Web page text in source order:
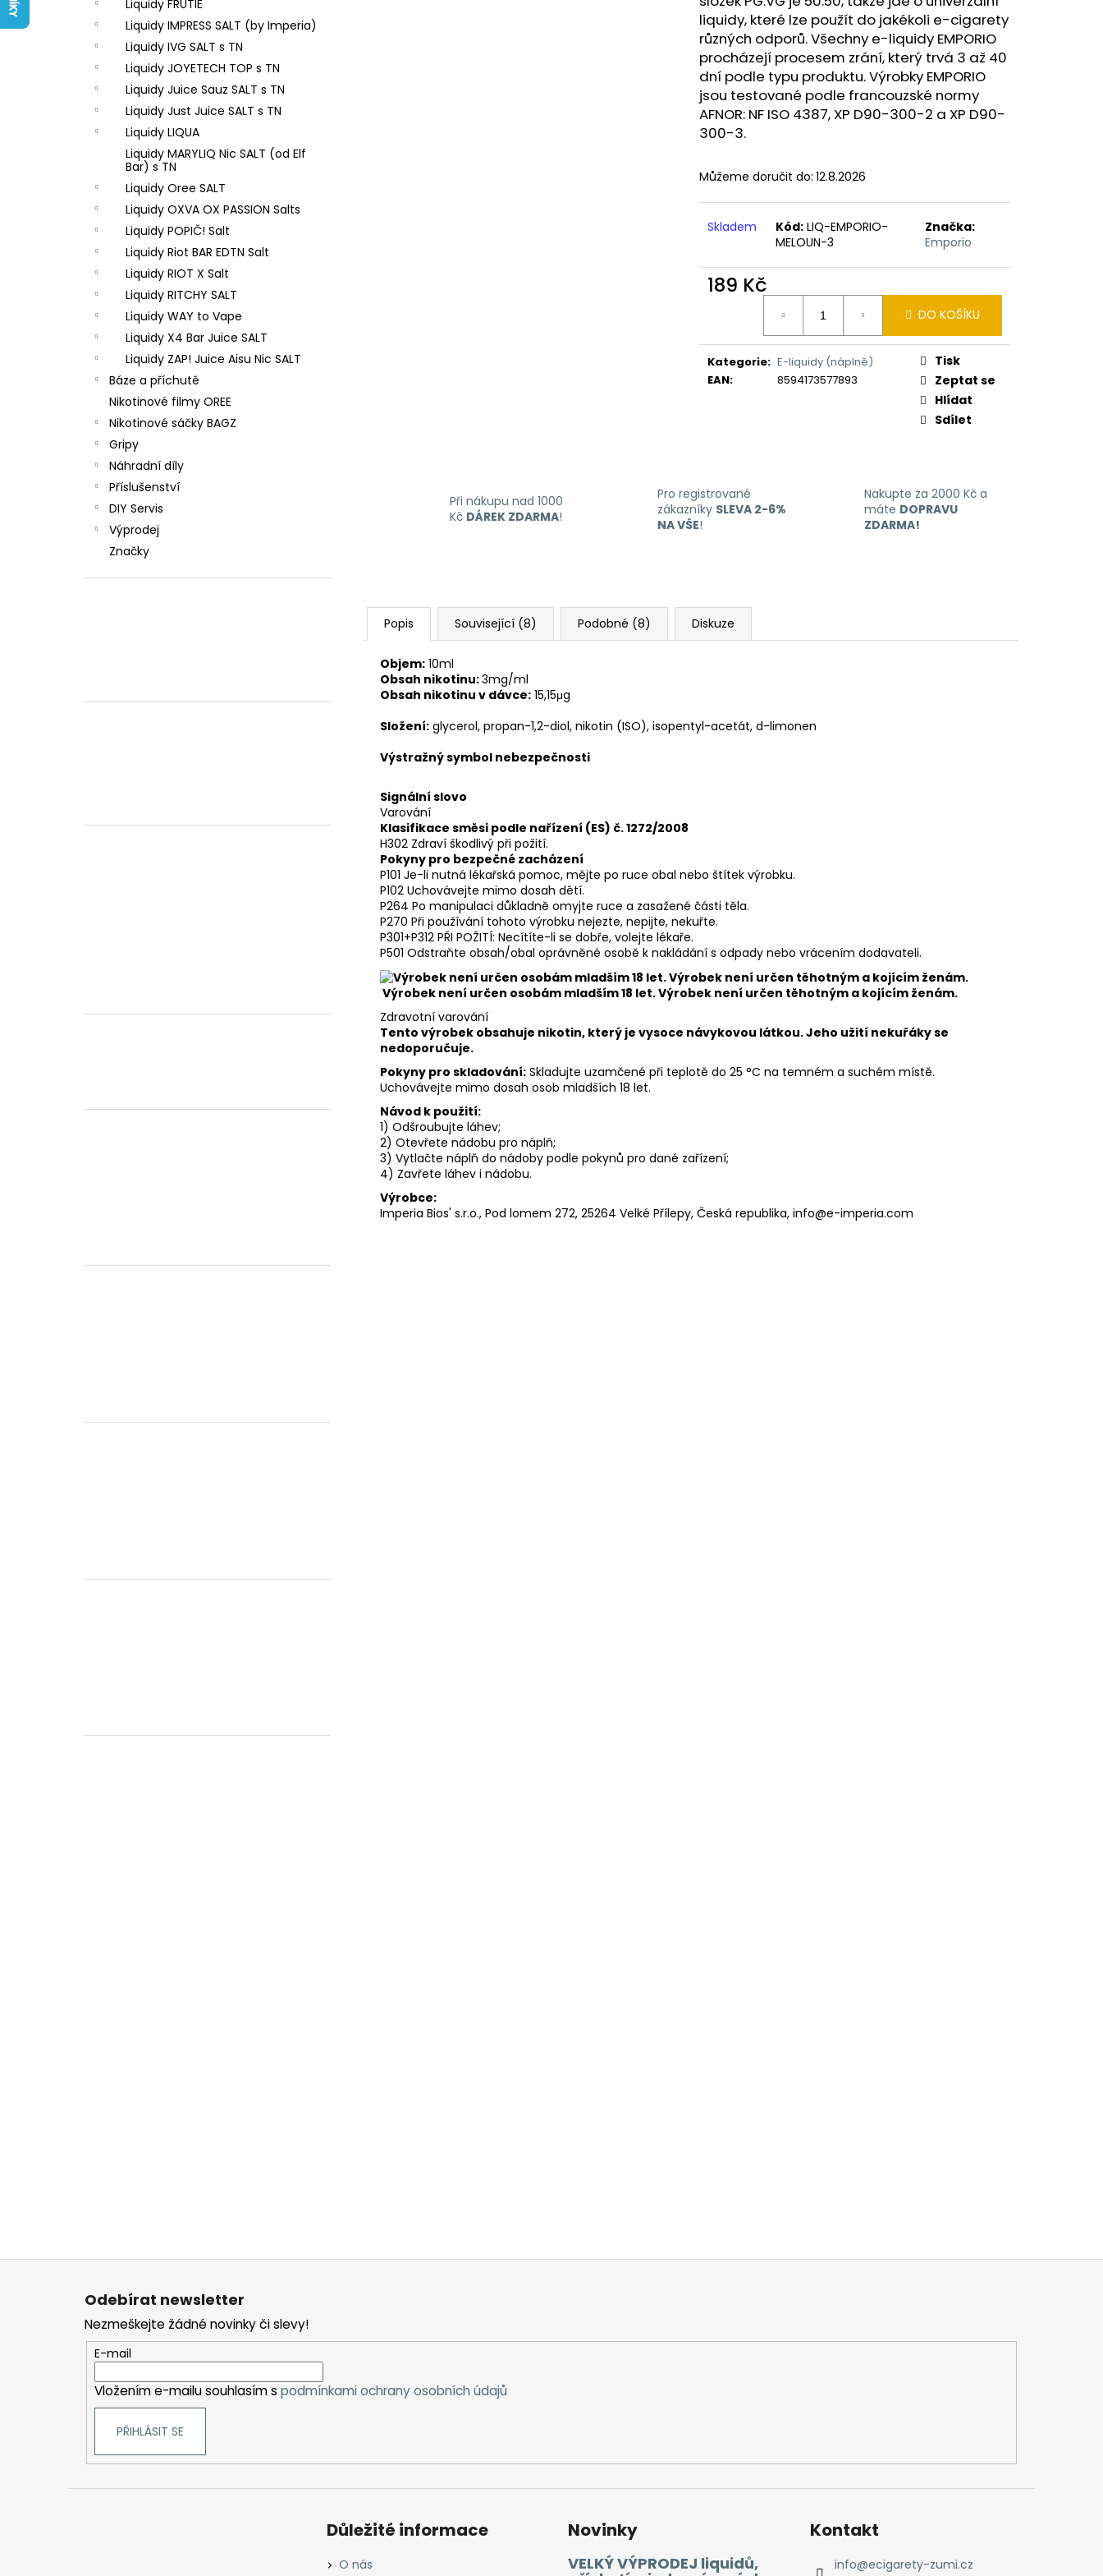
Liquidy FRUTIE
Liquidy IMPRESS SALT (by Imperia)
Liquidy IVG SALT s TN
Liquidy JOYETECH TOP s TN
Liquidy Juice Sauz SALT s TN
Liquidy Just Juice SALT s TN
Liquidy LIQUA
Liquidy MARYLIQ Nic SALT (od Elf
Bar) s TN
Liquidy Oree SALT
Liquidy OXVA OX PASSION Salts
Liquidy POPIČ! Salt
Liquidy Riot BAR EDTN Salt
Liquidy RIOT X Salt
Liquidy RITCHY SALT
Liquidy WAY to Vape
Liquidy X4 Bar Juice SALT
Liquidy ZAP! Juice Aisu Nic SALT
Báze a příchutě
Nikotinové filmy OREE
Nikotinové sáčky BAGZ
Gripy
Náhradní díly
Příslušenství
DIY Servis
Výprodej
Značky
liquidy, které lze použít do jakékoli e-cigarety
různých odporů. Všechny e-liquidy EMPORIO
procházejí procesem zrání, který trvá 3 až 40
dní podle typu produktu. Výrobky EMPORIO
jsou testované podle francouzské normy
AFNOR: NF ISO 4387, XP D90-300-2 a XP D90-
300-3.
Můžeme doručit do: 12.8.2026
Skladem Kód: LIQ-EMPORIO-
MELOUN-3
Značka:
Emporio
189 Kč
DO KOŠÍKU
Kategorie: E-liquidy (náplně)
EAN: 8594173577893
Tisk
Zeptat se
Hlídat
Sdílet
Při nákupu nad 1000
Kč DÁREK ZDARMA!
Pro registrované
zákazníky SLEVA 2-6%
NA VŠE!
Nakupte za 2000 Kč a
máte DOPRAVU
ZDARMA!
Popis Související (8) Podobné (8) Diskuze
Objem: 10ml
Obsah nikotinu:3mg/ml
Obsah nikotinu v dávce: 15,15μg
Složení: glycerol, propan-1,2-diol, nikotin (ISO), isopentyl-acetát, d-limonen
Výstražný symbol nebezpečnosti
Signální slovo
Varování
Klasifikace směsi podle nařízení (ES) č. 1272/2008
H302 Zdraví škodlivý při požití.
Pokyny pro bezpečné zacházení
P101 Je-li nutná lékařská pomoc, mějte po ruce obal nebo štítek výrobku.
P102 Uchovávejte mimo dosah dětí.
P264 Po manipulaci důkladně omyjte ruce a zasažené části těla.
P270 Při používání tohoto výrobku nejezte, nepijte, nekuřte.
P301+P312 PŘI POŽITÍ: Necítíte-li se dobře, volejte lékaře.
P501 Odstraňte obsah/obal oprávněné osobě k nakládání s odpady nebo vrácením dodavateli.
Výrobek není určen osobám mladším 18 let. Výrobek není určen těhotným a kojícím ženám.
Zdravotní varování
Tento výrobek obsahuje nikotin, který je vysoce návykovou látkou. Jeho užití nekuřáky se
nedoporučuje.
Pokyny pro skladování: Skladujte uzamčené při teplotě do 25 °C na temném a suchém místě.
Uchovávejte mimo dosah osob mladších 18 let.
Návod k použití:
1) Odšroubujte láhev;
2) Otevřete nádobu pro náplň;
3) Vytlačte náplň do nádoby podle pokynů pro dané zařízení;
4) Zavřete láhev i nádobu.
Výrobce:
Imperia Bios' s.r.o., Pod lomem 272, 25264 Velké Přílepy, Česká republika, info@e-imperia.com
LIQUID ARAMAX 4PACK CIGAR
TOBACCO 4X10ML-18MG
558 Kč
LIQUID LIQUA AMERICAN BLEND 10ML-
6MG (AMERICKÝ MÍCHANÝ TABÁK)
Odebírat newsletter
Nezmeškejte žádné novinky či slevy!
E-mail
Vložením e-mailu souhlasím s podmínkami ochrany osobních údajů
PŘIHLÁSIT SE
Důležité informace
O nás
Novinky
VELKÝ VÝPRODEJ liquidů,
Kontakt
info@ecigarety-zumi.cz